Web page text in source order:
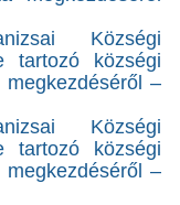
Községi
tartozó községi
–
Községi
tartozó községi
–